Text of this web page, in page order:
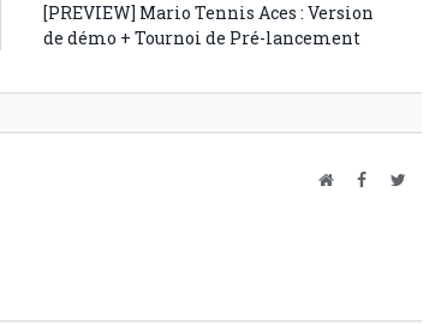
[PREVIEW] Mario Tennis Aces : Version
de démo + Tournoi de Pré-lancement
WebsiteFacebookTwitter